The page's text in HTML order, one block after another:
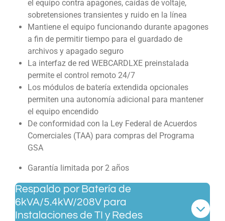
el equipo contra apagones, caídas de voltaje,
sobretensiones transientes y ruido en la línea
Mantiene el equipo funcionando durante apagones
a fin de permitir tiempo para el guardado de
archivos y apagado seguro
La interfaz de red WEBCARDLXE preinstalada
permite el control remoto 24/7
Los módulos de batería extendida opcionales
permiten una autonomía adicional para mantener
el equipo encendido
De conformidad con la Ley Federal de Acuerdos
Comerciales (TAA) para compras del Programa
GSA
Garantía limitada por 2 años
Respaldo por Batería de
6kVA/5.4kW/208V para
Instalaciones de TI y Redes